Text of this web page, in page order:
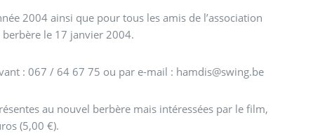
2004 ainsi que pour tous les amis de l’association
le 17 janvier 2004.
Nous vous prions de réserver vos places par téléphone ou fax au n° suivant : 067 / 64 67 75 ou par e-mail : hamdis@swing.be
au nouvel berbère mais intéressées par le film,
(5,00 €).